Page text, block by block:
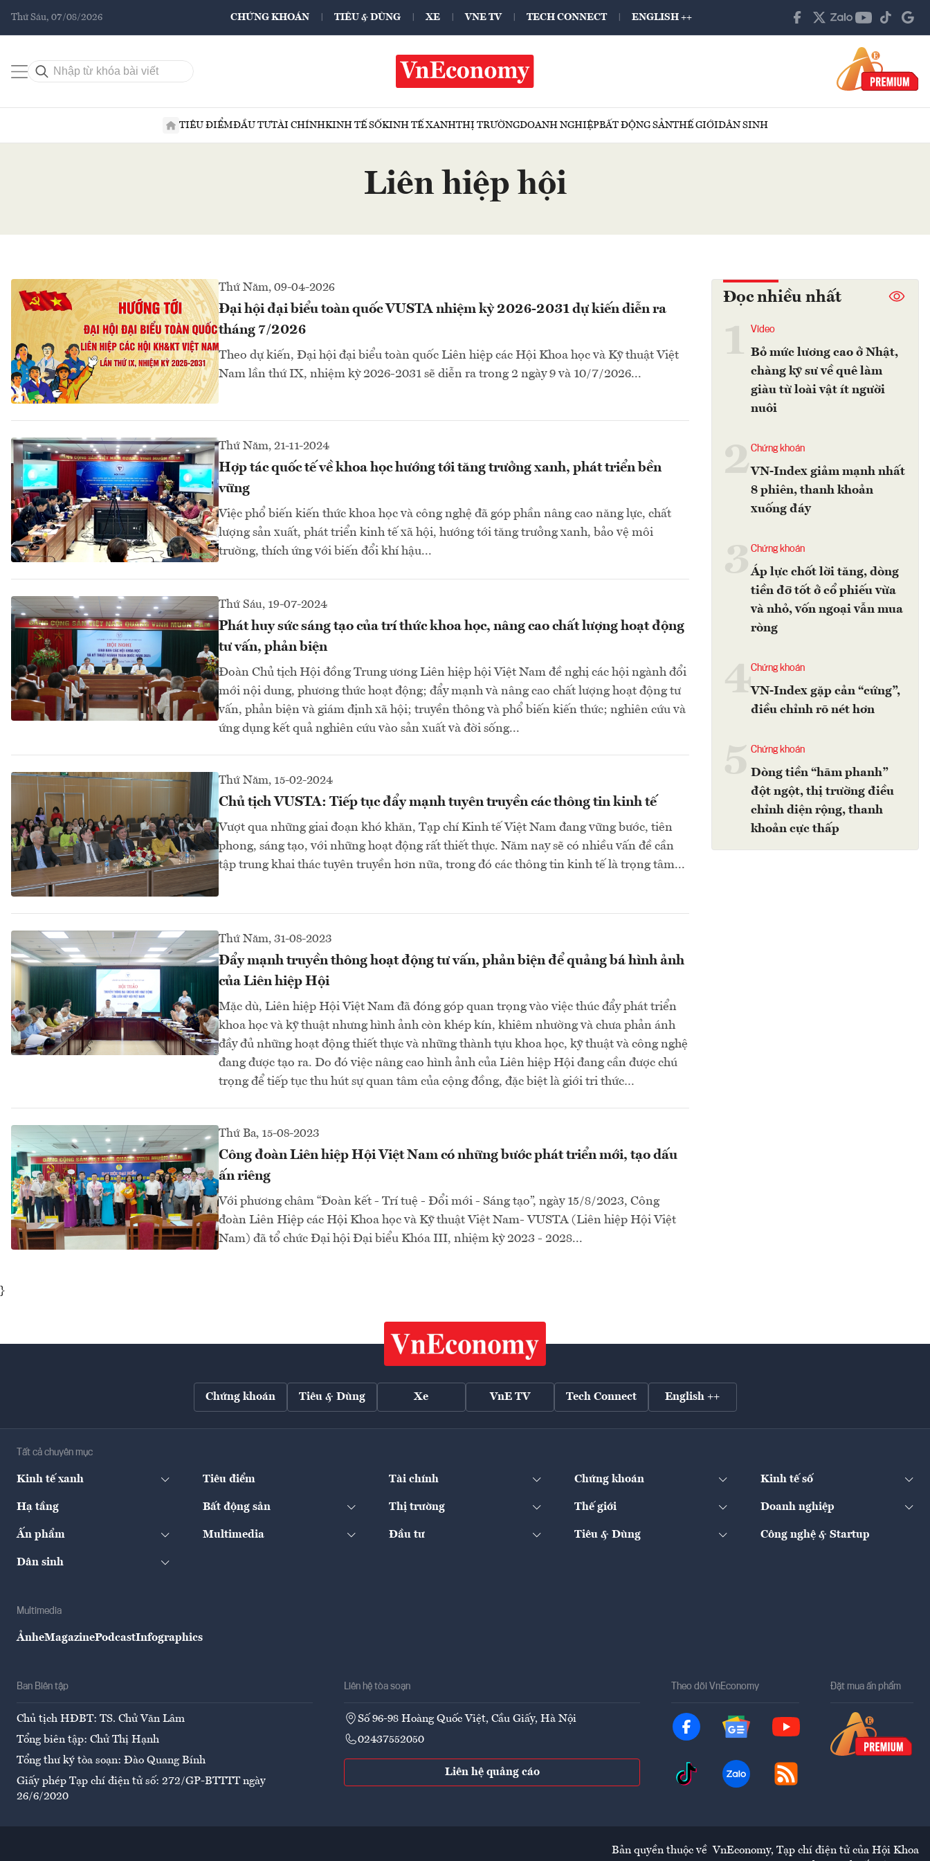
Thứ Sáu, 07/08/2026 CHỨNG KHOÁN TIÊU & DÙNG XE VNE TV TECH CONNECT ENGLISH ++
TIÊU ĐIỂMĐẦU TƯTÀI CHÍNHKINH TẾ SỐKINH TẾ XANHTHỊ TRƯỜNGDOANH NGHIỆPBẤT ĐỘNG SẢNTHẾ GIỚIDÂN SINH
Liên hiệp hội
Thứ Năm, 09-04-2026
Đại hội đại biểu toàn quốc VUSTA nhiệm kỳ 2026-2031 dự kiến diễn ra
tháng 7/2026
Theo dự kiến, Đại hội đại biểu toàn quốc Liên hiệp các Hội Khoa học và Kỹ thuật Việt
Nam lần thứ IX, nhiệm kỳ 2026-2031 sẽ diễn ra trong 2 ngày 9 và 10/7/2026...
Thứ Năm, 21-11-2024
Hợp tác quốc tế về khoa học hướng tới tăng trưởng xanh, phát triển bền
vững
Việc phổ biến kiến thức khoa học và công nghệ đã góp phần nâng cao năng lực, chất
lượng sản xuất, phát triển kinh tế xã hội, hướng tới tăng trưởng xanh, bảo vệ môi
trường, thích ứng với biến đổi khí hậu...
Thứ Sáu, 19-07-2024
Phát huy sức sáng tạo của trí thức khoa học, nâng cao chất lượng hoạt động
tư vấn, phản biện
Đoàn Chủ tịch Hội đồng Trung ương Liên hiệp hội Việt Nam đề nghị các hội ngành đổi
mới nội dung, phương thức hoạt động; đẩy mạnh và nâng cao chất lượng hoạt động tư
vấn, phản biện và giám định xã hội; truyền thông và phổ biến kiến thức; nghiên cứu và
ứng dụng kết quả nghiên cứu vào sản xuất và đời sống...
Thứ Năm, 15-02-2024
Chủ tịch VUSTA: Tiếp tục đẩy mạnh tuyên truyền các thông tin kinh tế
Vượt qua những giai đoạn khó khăn, Tạp chí Kinh tế Việt Nam đang vững bước, tiên
phong, sáng tạo, với những hoạt động rất thiết thực. Năm nay sẽ có nhiều vấn đề cần
tập trung khai thác tuyên truyền hơn nữa, trong đó các thông tin kinh tế là trọng tâm...
Thứ Năm, 31-08-2023
Đẩy mạnh truyền thông hoạt động tư vấn, phản biện để quảng bá hình ảnh
của Liên hiệp Hội
Mặc dù, Liên hiệp Hội Việt Nam đã đóng góp quan trọng vào việc thúc đẩy phát triển
khoa học và kỹ thuật nhưng hình ảnh còn khép kín, khiêm nhường và chưa phản ánh
đầy đủ những hoạt động thiết thực và những thành tựu khoa học, kỹ thuật và công nghệ
đang được tạo ra. Do đó việc nâng cao hình ảnh của Liên hiệp Hội đang cần được chú
trọng để tiếp tục thu hút sự quan tâm của cộng đồng, đặc biệt là giới tri thức…
Thứ Ba, 15-08-2023
Công đoàn Liên hiệp Hội Việt Nam có những bước phát triển mới, tạo dấu
ấn riêng
Với phương châm “Đoàn kết - Trí tuệ - Đổi mới - Sáng tạo”, ngày 15/8/2023, Công
đoàn Liên Hiệp các Hội Khoa học và Kỹ thuật Việt Nam- VUSTA (Liên hiệp Hội Việt
Nam) đã tổ chức Đại hội Đại biểu Khóa III, nhiệm kỳ 2023 - 2028...
Đọc nhiều nhất
Video
Bỏ mức lương cao ở Nhật,
chàng kỹ sư về quê làm
giàu từ loài vật ít người
nuôi
2Chứng khoán
VN-Index giảm mạnh nhất
8 phiên, thanh khoản
xuống đáy
Chứng khoán
Áp lực chốt lời tăng, dòng
tiền đỡ tốt ở cổ phiếu vừa
và nhỏ, vốn ngoại vẫn mua
ròng
4Chứng khoán
VN-Index gặp cản “cứng”,
điều chỉnh rõ nét hơn
Chứng khoán
Dòng tiền “hãm phanh”
đột ngột, thị trường điều
chỉnh diện rộng, thanh
khoản cực thấp
}
Chứng khoán Tiêu & Dùng Xe VnE TV Tech Connect English ++
Tất cả chuyên mục
Kinh tế xanh Tiêu điểm Tài chính Chứng khoán Kinh tế số
Hạ tầng Bất động sản Thị trường Thế giới Doanh nghiệp
Ấn phẩm Multimedia Đầu tư Tiêu & Dùng Công nghệ & Startup
Dân sinh
Multimedia
ẢnheMagazinePodcastInfographics
Ban Biên tập
Chủ tịch HĐBT: TS. Chử Văn Lâm
Tổng biên tập: Chử Thị Hạnh
Tổng thư ký tòa soạn: Đào Quang Bính
Giấy phép Tạp chí điện tử số: 272/GP-BTTTT ngày
26/6/2020
Liên hệ tòa soạn
Số 96-98 Hoàng Quốc Việt, Cầu Giấy, Hà Nội
02437552050
Liên hệ quảng cáo
Theo dõi VnEconomy Đặt mua ấn phẩm
Bản quyền thuộc về VnEconomy, Tạp chí điện tử của Hội Khoa